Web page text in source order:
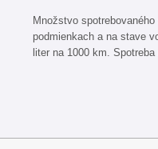
Množstvo
podmienkach a na stave
liter na 1000 km.